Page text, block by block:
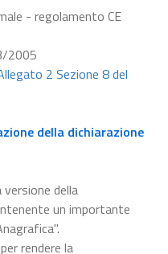
- regolamento CE
2005
2 Sezione 8 del
della dichiarazione
della
un importante
rendere la